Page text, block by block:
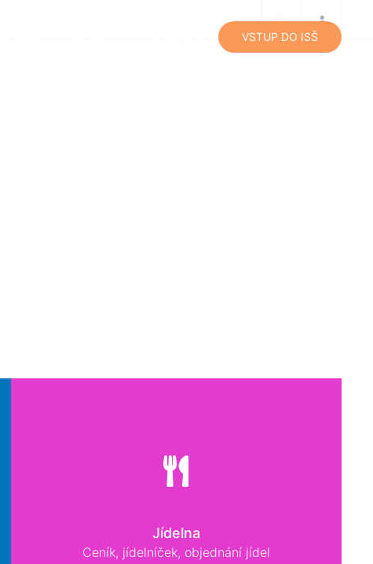
VSTUP DO ISŠ
Jídelna
Ceník, jídelníček, objednání jídel